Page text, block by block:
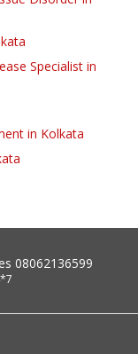
Specialist in
in Kolkata
08062136599